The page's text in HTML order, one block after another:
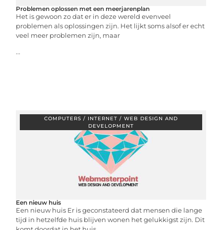
Problemen oplossen met een meerjarenplan
Het is gewoon zo dat er in deze wereld evenveel
problemen als oplossingen zijn. Het lijkt soms alsof er echt
veel meer problemen zijn, maar
...
COMPUTERS / INTERNET / WEB DESIGN AND
DEVELOPMENT
Een nieuw huis
Een nieuw huis Er is geconstateerd dat mensen die lange
tijd in hetzelfde huis blijven wonen het gelukkigst zijn. Dit